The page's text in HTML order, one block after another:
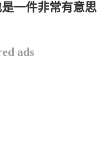
一件非常有意思
ads